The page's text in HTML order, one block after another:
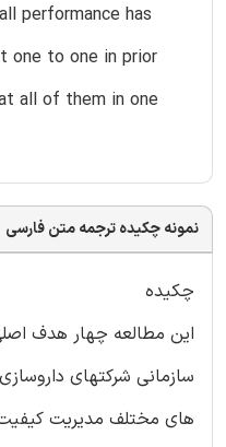
performance has
one to one in prior
all of them in one
نمونه چکیده ترجمه متن فارسی
چکیده